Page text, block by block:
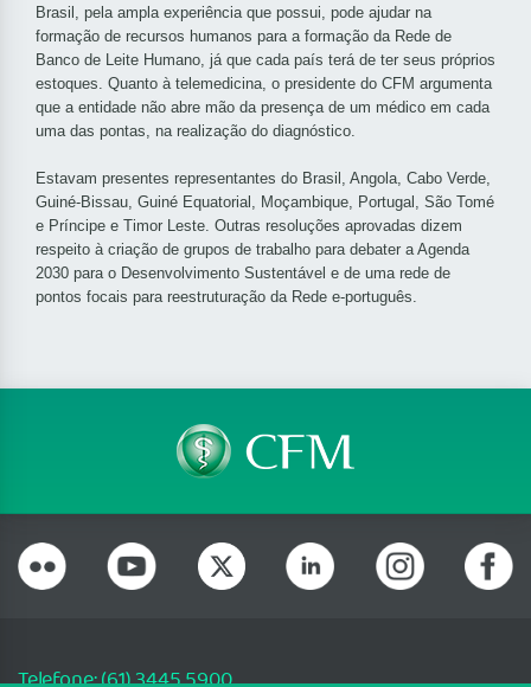
Brasil, pela ampla experiência que possui, pode ajudar na
formação de recursos humanos para a formação da Rede de
Banco de Leite Humano, já que cada país terá de ter seus próprios
estoques. Quanto à telemedicina, o presidente do CFM argumenta
que a entidade não abre mão da presença de um médico em cada
uma das pontas, na realização do diagnóstico.
Estavam presentes representantes do Brasil, Angola, Cabo Verde,
Guiné-Bissau, Guiné Equatorial, Moçambique, Portugal, São Tomé
e Príncipe e Timor Leste. Outras resoluções aprovadas dizem
respeito à criação de grupos de trabalho para debater a Agenda
2030 para o Desenvolvimento Sustentável e de uma rede de
pontos focais para reestruturação da Rede e-português.